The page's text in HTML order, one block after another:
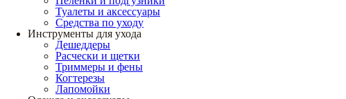
Туалеты и аксессуары
Средства по уходу
Инструменты для ухода
Дешеддеры
Расчески и щетки
Триммеры и фены
Когтерезы
Лапомойки